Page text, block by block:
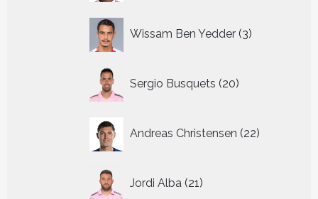
Wissam Ben Yedder 3
producten
Sergio Busquets 20
producten
Andreas Christensen 22
producten
Jordi Alba 21
producten